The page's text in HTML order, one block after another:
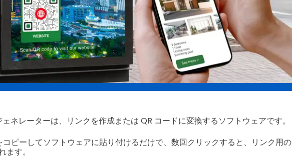
ネレーターは、リンクを作成または QR コードに変換するソフトウェアです。
コピーしてソフトウェアに貼り付けるだけで、数回クリックすると、リンク用の
ます。